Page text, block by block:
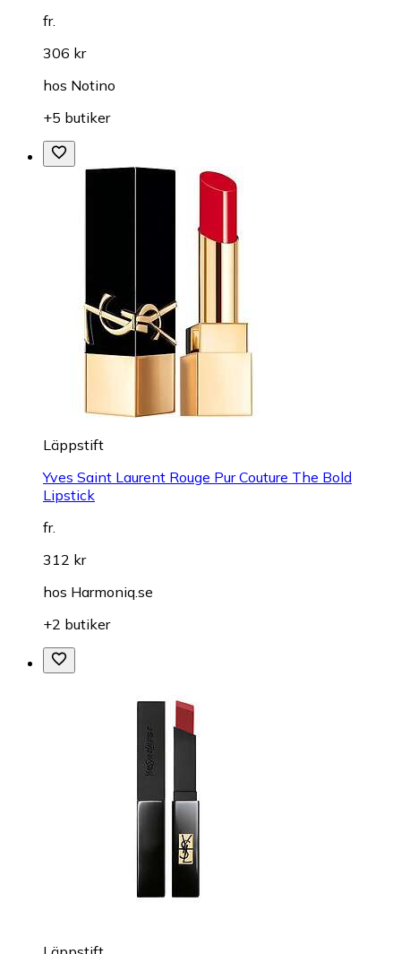
fr.
306 kr
hos Notino
+5 butiker
Läppstift
Yves Saint Laurent Rouge Pur Couture The Bold
Lipstick
fr.
312 kr
hos Harmoniq.se
+2 butiker